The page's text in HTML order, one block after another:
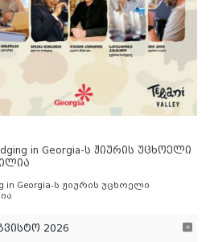
in Georgia-ს ჟიურის უცხოელი
in Georgia-ს ჟიურის უცხოელი
2026